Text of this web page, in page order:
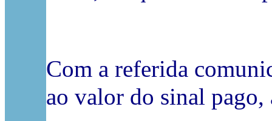
Com a referida
ao valor do sinal pago,